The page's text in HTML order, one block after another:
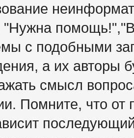
"Нужна
с подобными
а их авторы
смысл
Помните, что от